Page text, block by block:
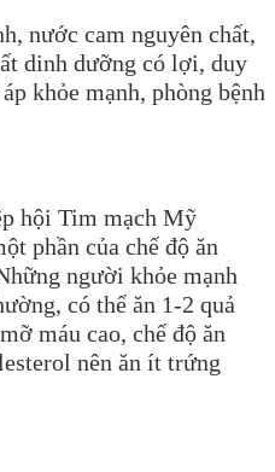
nước cam nguyên chất,
dinh dưỡng có lợi, duy
khỏe mạnh, phòng bệnh
hội Tim mạch Mỹ
phần của chế độ ăn
người khỏe mạnh
có thể ăn 1-2 quả
máu cao, chế độ ăn
nên ăn ít trứng